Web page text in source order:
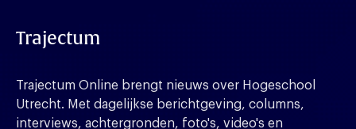
Trajectum
Trajectum Online brengt nieuws over Hogeschool
Utrecht. Met dagelijkse berichtgeving, columns,
interviews, achtergronden, foto's, video's en